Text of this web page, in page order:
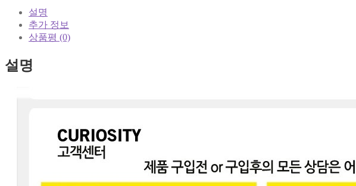
설명
추가 정보
상품평 (0)
설명